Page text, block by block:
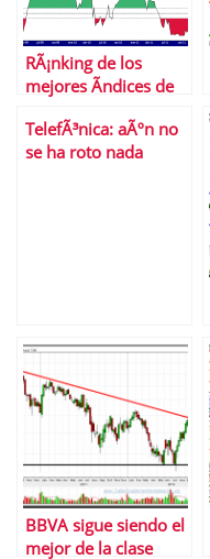
RÃ¡nking de los
mejores Ã­ndices de
TelefÃ³nica: aÃºn no
se ha roto nada
BBVA sigue siendo el
mejor de la clase